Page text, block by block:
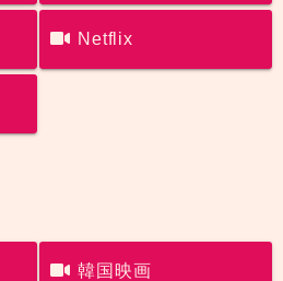
Netflix
韓国映画